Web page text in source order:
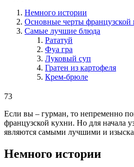
Немного истории
Основные черты французской
Самые лучшие блюда
Рататуй
Фуа гра
Луковый суп
Гратен из картофеля
Крем-брюле
73
Если вы – гурман, то непременно
французской кухни. Но для начала
являются самыми лучшими и
Немного истории